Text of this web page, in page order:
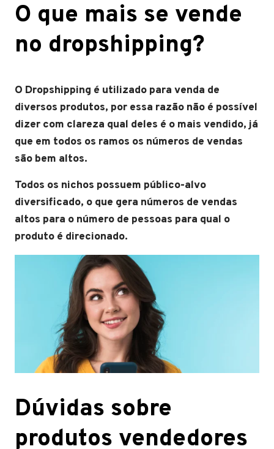
O que mais se vende
no dropshipping?
O Dropshipping é utilizado para venda de
diversos produtos, por essa razão não é possível
dizer com clareza qual deles é o mais vendido, já
que em todos os ramos os números de vendas
são bem altos.
Todos os nichos possuem público-alvo
diversificado, o que gera números de vendas
altos para o número de pessoas para qual o
produto é direcionado.
Dúvidas sobre
produtos vendedores